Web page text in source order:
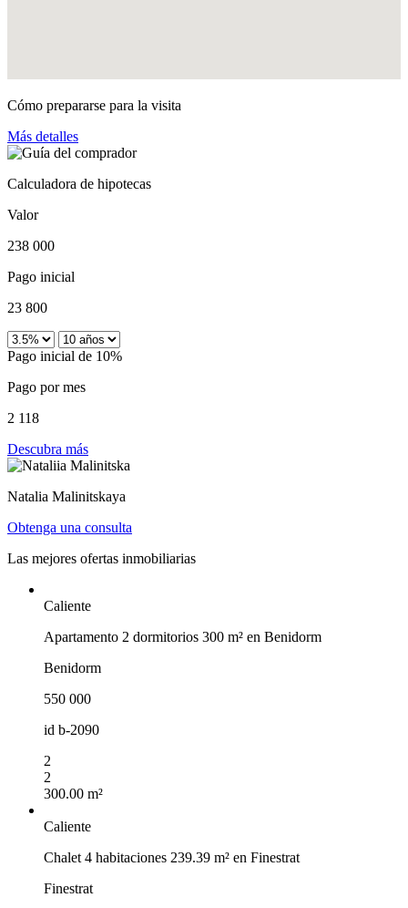
Cómo prepararse para la visita
Más detalles
Calculadora de hipotecas
Valor
238 000
Pago inicial
23 800
Pago inicial de 10%
Pago por mes
2 118
Descubra más
Natalia Malinitskaya
Obtenga una consulta
Las mejores ofertas inmobiliarias
Caliente
Apartamento 2 dormitorios 300 m² en Benidorm
Benidorm
550 000
id b-2090
2
2
300.00 m²
Caliente
Chalet 4 habitaciones 239.39 m² en Finestrat
Finestrat